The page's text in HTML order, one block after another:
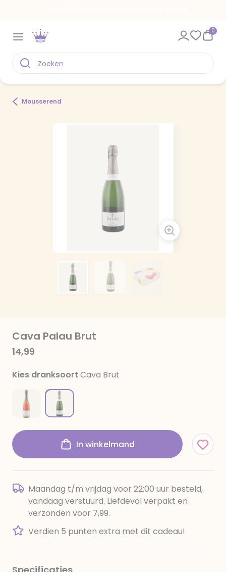
0
Mousserend
Cava Palau Brut
14,99
Kies dranksoort Cava Brut
In winkelmand
Maandag t/m vrijdag voor 22:00 uur besteld,
vandaag verstuurd. Liefdevol verpakt en
verzonden voor 7,99.
Verdien 5 punten extra met dit cadeau!